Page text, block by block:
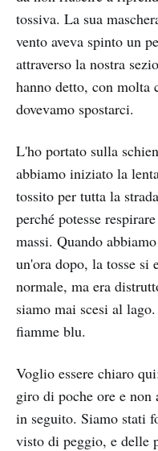
tossiva. La sua
vento aveva spinto un
attraverso la nostra
hanno detto, con molta
dovevamo spostarci.
L'ho portato sulla
abbiamo iniziato la
tossito per tutta la
perché potesse
massi. Quando
un'ora dopo, la tosse si
normale, ma era
siamo mai scesi al
fiamme blu.
Voglio essere chiaro
giro di poche ore e
in seguito. Siamo stati
visto di peggio, e delle